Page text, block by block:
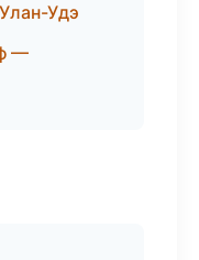
Удэ
—